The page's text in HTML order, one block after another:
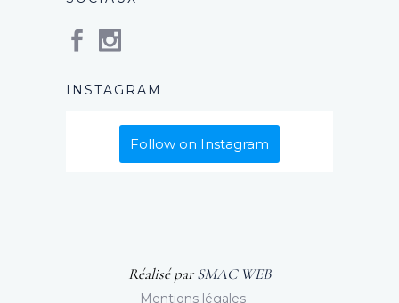
INSTAGRAM
Follow on Instagram
Réalisé parSMAC WEB
Mentions légales